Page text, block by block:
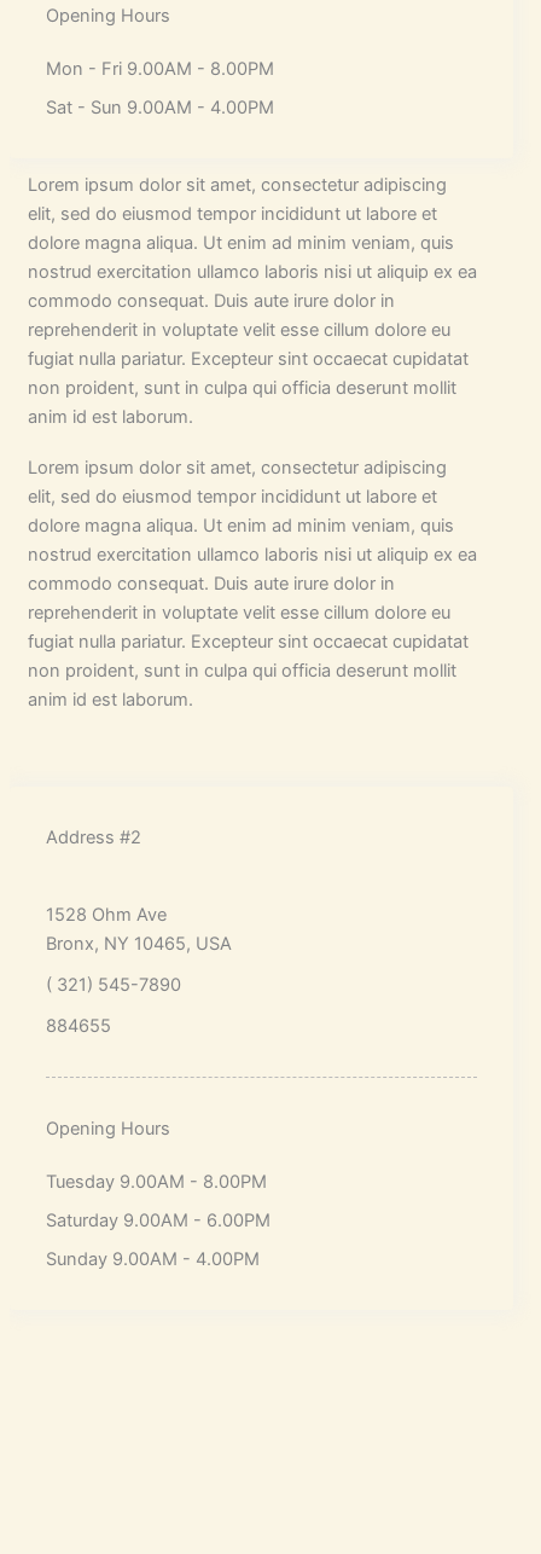
Opening Hours
Mon - Fri 9.00AM - 8.00PM
Sat - Sun 9.00AM - 4.00PM
Lorem ipsum dolor sit amet, consectetur adipiscing
elit, sed do eiusmod tempor incididunt ut labore et
dolore magna aliqua. Ut enim ad minim veniam, quis
nostrud exercitation ullamco laboris nisi ut aliquip ex ea
commodo consequat. Duis aute irure dolor in
reprehenderit in voluptate velit esse cillum dolore eu
fugiat nulla pariatur. Excepteur sint occaecat cupidatat
non proident, sunt in culpa qui officia deserunt mollit
anim id est laborum.
Lorem ipsum dolor sit amet, consectetur adipiscing
elit, sed do eiusmod tempor incididunt ut labore et
dolore magna aliqua. Ut enim ad minim veniam, quis
nostrud exercitation ullamco laboris nisi ut aliquip ex ea
commodo consequat. Duis aute irure dolor in
reprehenderit in voluptate velit esse cillum dolore eu
fugiat nulla pariatur. Excepteur sint occaecat cupidatat
non proident, sunt in culpa qui officia deserunt mollit
anim id est laborum.
Address #2
1528 Ohm Ave
Bronx, NY 10465, USA
( 321) 545-7890
884655
Opening Hours
Tuesday 9.00AM - 8.00PM
Saturday 9.00AM - 6.00PM
Sunday 9.00AM - 4.00PM